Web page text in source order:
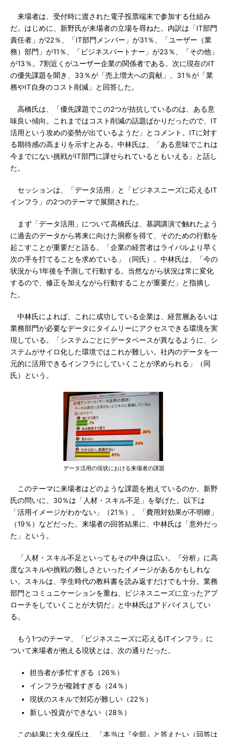
来場者は、受付時に渡された電子投票端末で参加する仕組み
だ。はじめに、新野氏が来場者の立場を尋ねた。内訳は「IT部門
責任者」が22％、「IT部門メンバー」が31％、「ユーザー（業
務）部門」が11％、「ビジネスパートナー」が23％、「その他」
が13％。7割近くがユーザー企業の関係者である。次に現在のIT
の優先課題を聞き、33％が「売上増大への貢献」、31％が「業
務やIT自身のコスト削減」と回答した。
高橋氏は、「優先課題でこの2つが拮抗しているのは、ある意
味良い傾向。これまではコスト削減の話題ばかりだったので、IT
活用という攻めの姿勢が出ているようだ」とコメント。ITに対す
る期待感の高まりを示すとみる。中林氏は、「ある意味でこれは
今までにない挑戦がIT部門に課せられているともいえる」と話し
た。
セッションは、「データ活用」と「ビジネスニーズに応えるIT
インフラ」の2つのテーマで展開された。
まず「データ活用」について高橋氏は、基調講演で触れたよう
に過去のデータから将来に向けた洞察を得て、そのための行動を
起こすことが重要だと語る。「企業の経営者はライバルより早く
次の手を打てることを求めている」（同氏）。中林氏は、「今の
状況から1年後を予測して行動する。当然ながら状況は常に変化
するので、修正を加えながら行動することが重要だ」と指摘し
た。
中林氏によれば、これに成功している企業は、経営層あるいは
業務部門が必要なデータにタイムリーにアクセスできる環境を実
現している。「システムごとにデータベースが異なるように、シ
ステムがサイロ化した環境ではこれが難しい。社内のデータを一
元的に活用できるインフラにしていくことが求められる」（同
氏）という。
データ活用の現状における来場者の課題
このテーマに来場者はどのような課題を抱えているのか。新野
氏の問いに、30％は「人材・スキル不足」を挙げた。以下は
「活用イメージがわかない」（21％）、「費用対効果が不明瞭」
（19％）などだった。来場者の回答結果に、中林氏は「意外だっ
た」という。
「人材・スキル不足といってもその中身は広い。『分析』に高
度なスキルや挑戦の難しさといったイメージがあるかもしれな
い。スキルは、学生時代の教科書を読み返すだけでも十分。業務
部門とコミュニケーションを重ね、ビジネスニーズに立ったアプ
ローチをしていくことが大切だ」と中林氏はアドバイスしてい
る。
もう1つのテーマ、「ビジネスニーズに応えるITインフラ」に
ついて来場者が抱える現状とは、次の通りだった。
担当者が多忙すぎる（26％）
インフラが複雑すぎる（24％）
現状のスキルで対応が難しい（22％）
新しい投資ができない（28％）
この結果に大久保氏は、「本当は『全部』と答えたい（回答は